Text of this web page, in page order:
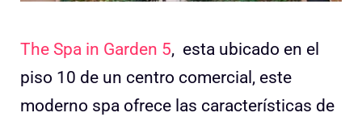
The Spa in Garden 5, esta ubicado en el
piso 10 de un centro comercial, este
moderno spa ofrece las características de